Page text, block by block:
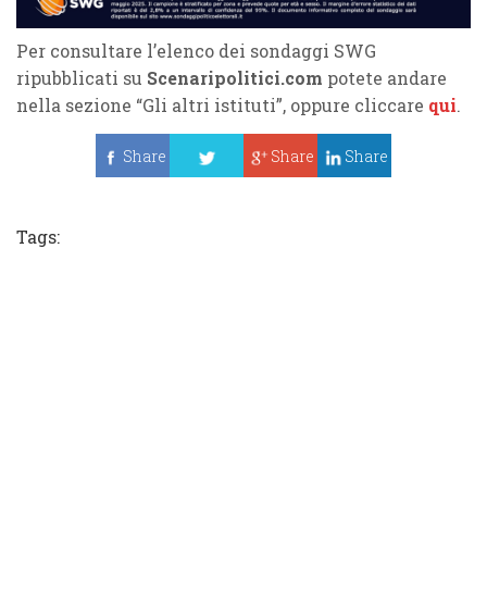
Per consultare l’elenco dei sondaggi SWG
ripubblicati su Scenaripolitici.com potete andare
nella sezione “Gli altri istituti”, oppure cliccare qui.
Share
Share Share
Tags: